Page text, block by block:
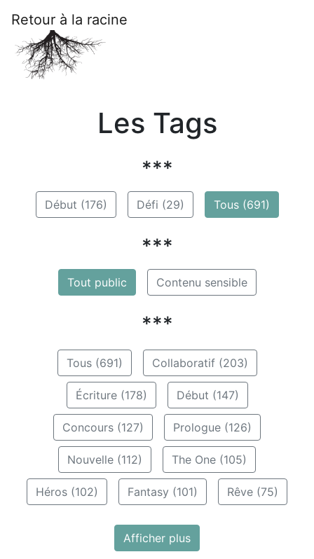
Retour à la racine
Les Tags
***
Début (176) Défi (29) Tous (691)
***
Tout public Contenu sensible
***
Tous (691) Collaboratif (203)
Écriture (178) Début (147)
Concours (127) Prologue (126)
Nouvelle (112) The One (105)
Héros (102) Fantasy (101) Rêve (75)
Afficher plus